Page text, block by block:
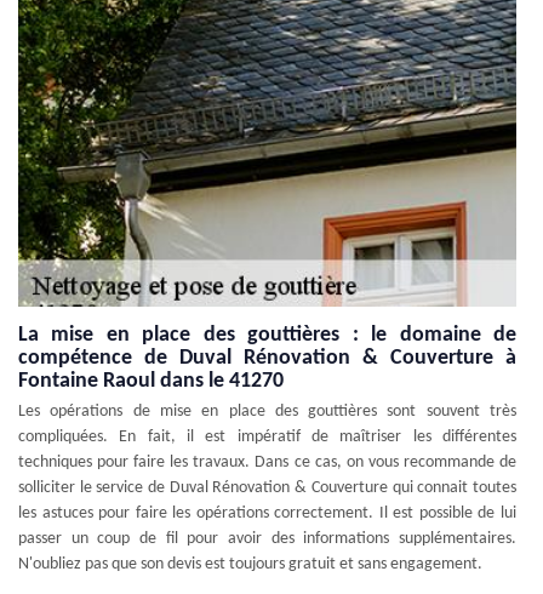
La mise en place des gouttières : le domaine de
compétence de Duval Rénovation & Couverture à
Fontaine Raoul dans le 41270
Les opérations de mise en place des gouttières sont souvent très
compliquées. En fait, il est impératif de maîtriser les différentes
techniques pour faire les travaux. Dans ce cas, on vous recommande de
solliciter le service de Duval Rénovation & Couverture qui connait toutes
les astuces pour faire les opérations correctement. Il est possible de lui
passer un coup de fil pour avoir des informations supplémentaires.
N'oubliez pas que son devis est toujours gratuit et sans engagement.